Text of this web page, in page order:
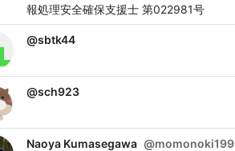
報処理安全確保支援士 第022981号
@sbtk44
@sch923
Naoya Kumasegawa @